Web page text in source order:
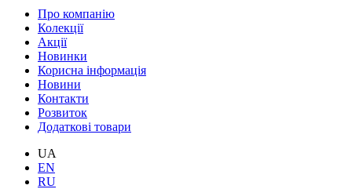
Про компанію
Колекції
Акції
Новинки
Корисна інформація
Новини
Контакти
Розвиток
Додаткові товари
UA
EN
RU